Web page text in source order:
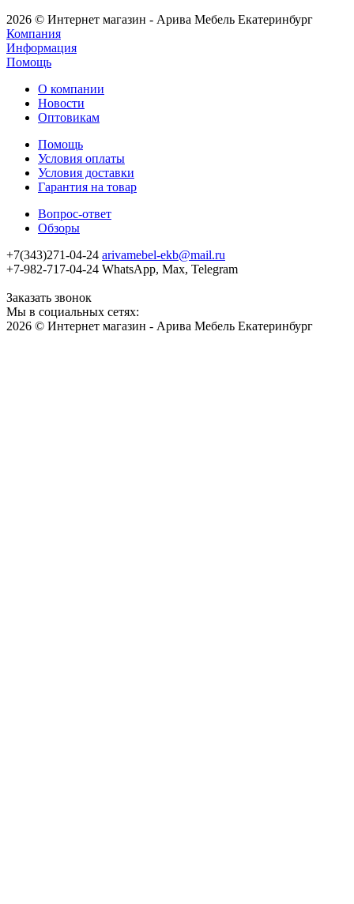
2026 © Интернет магазин - Арива Мебель Екатеринбург
Компания
Информация
Помощь
О компании
Новости
Оптовикам
Помощь
Условия оплаты
Условия доставки
Гарантия на товар
Вопрос-ответ
Обзоры
+7(343)271-04-24 arivamebel-ekb@mail.ru
+7-982-717-04-24 WhatsApp, Max, Telegram
Заказать звонок
Мы в социальных сетях:
2026 © Интернет магазин - Арива Мебель Екатеринбург